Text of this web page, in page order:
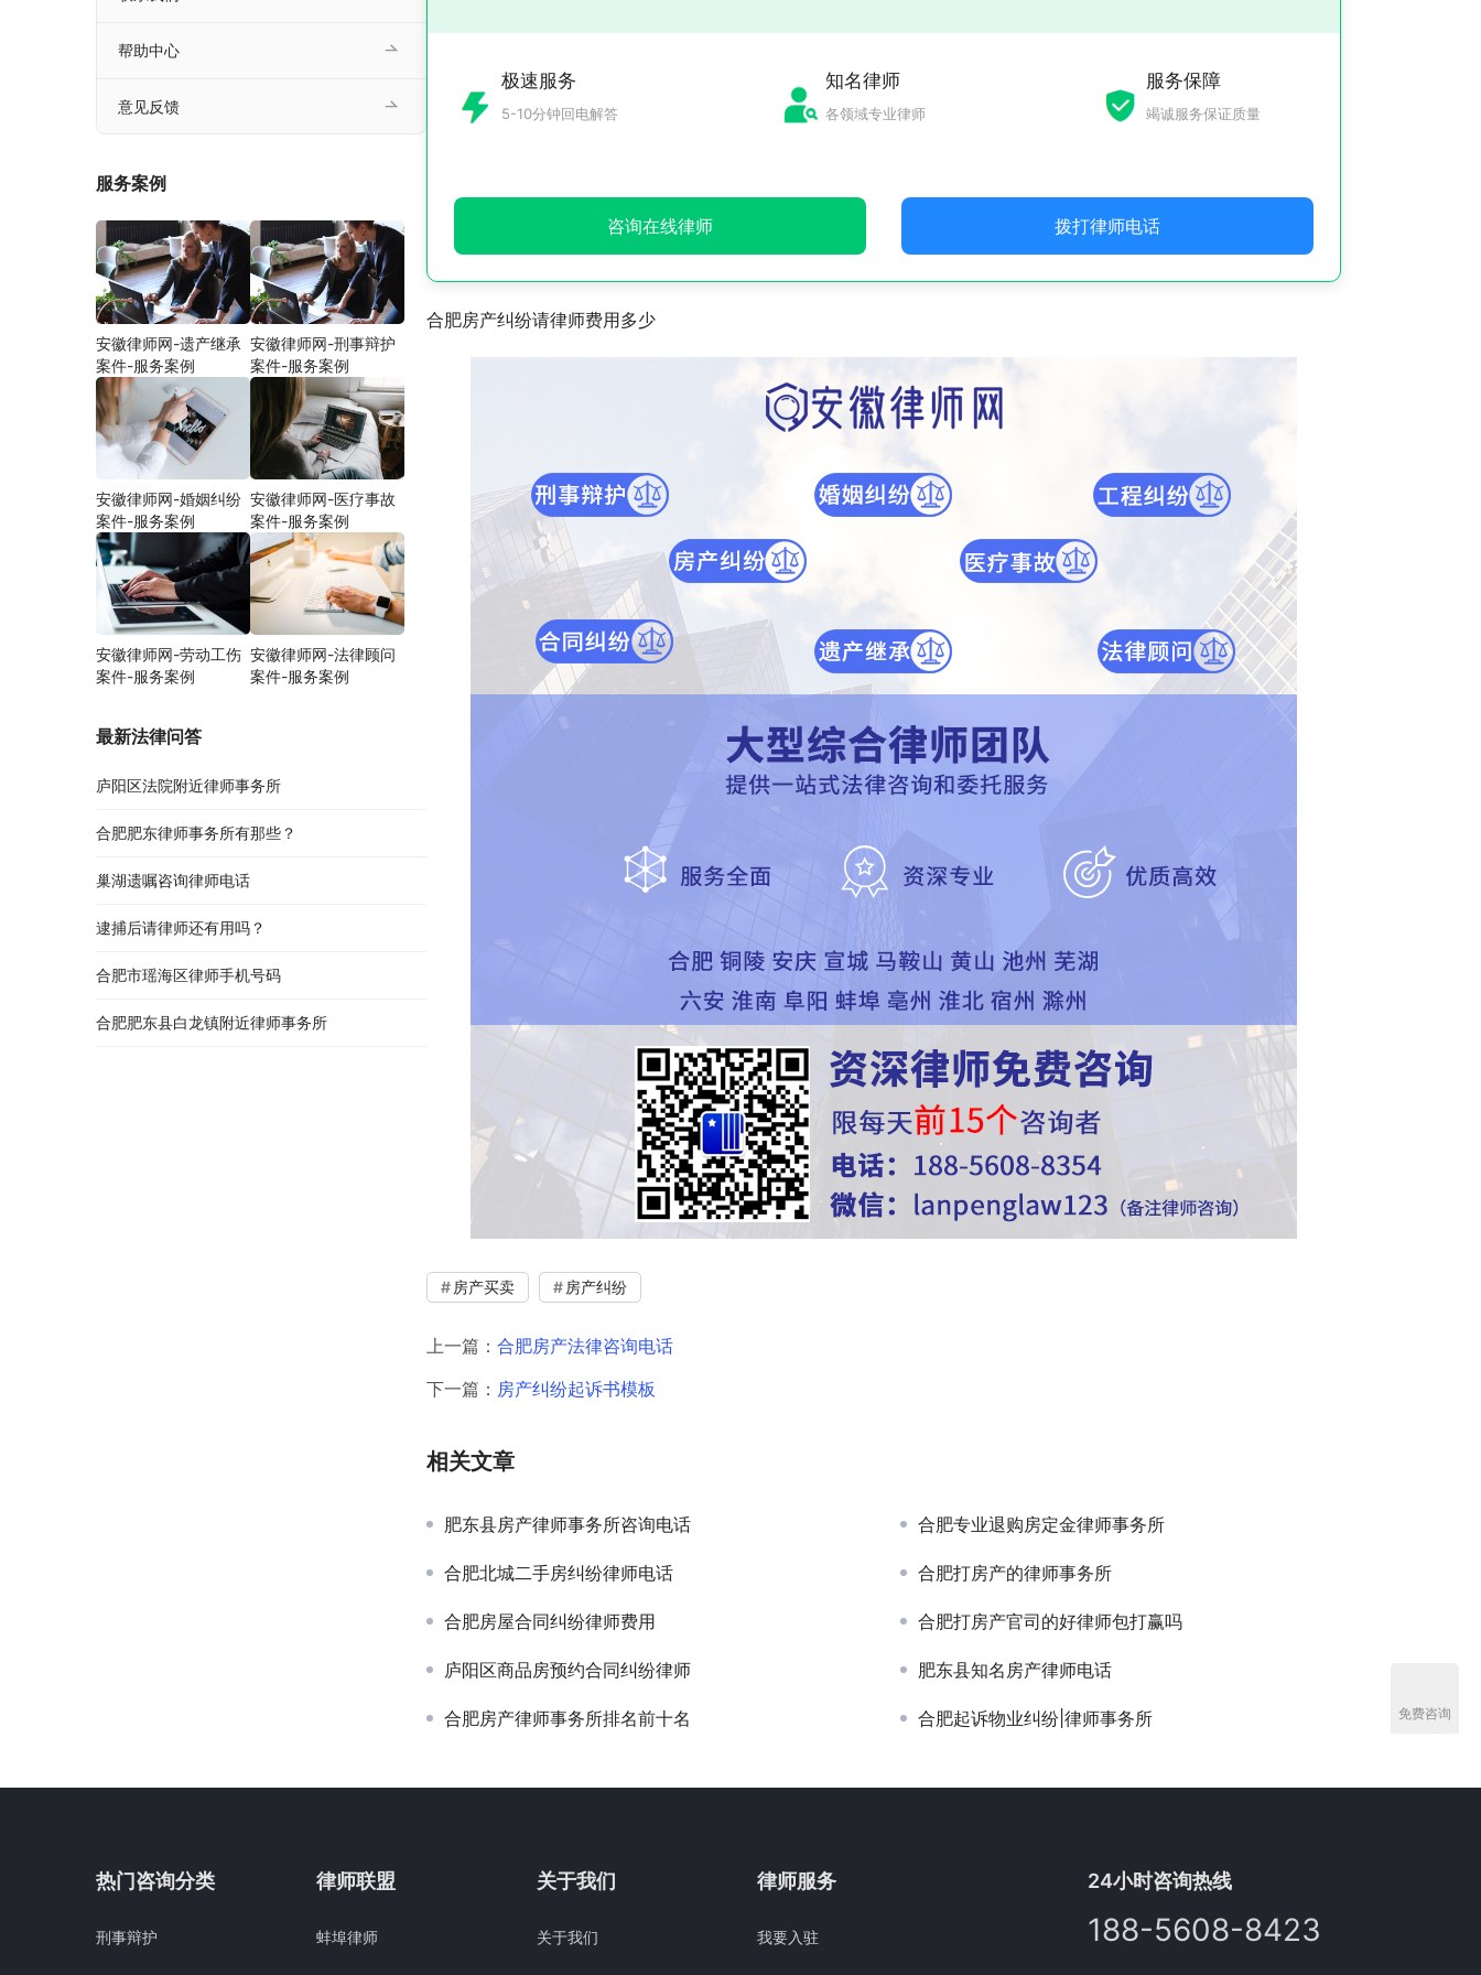
极速服务
5-10分钟回电解答
知名律师
各领域专业律师
服务保障
竭诚服务保证质量
咨询在线律师 拨打律师电话
合肥房产纠纷请律师费用多少
房产买卖 房产纠纷
上一篇： 合肥房产法律咨询电话
下一篇： 房产纠纷起诉书模板
相关文章
肥东县房产律师事务所咨询电话 合肥专业退购房定金律师事务所
合肥北城二手房纠纷律师电话 合肥打房产的律师事务所
合肥房屋合同纠纷律师费用 合肥打房产官司的好律师包打赢吗
庐阳区商品房预约合同纠纷律师 肥东县知名房产律师电话
合肥房产律师事务所排名前十名 合肥起诉物业纠纷|律师事务所
帮助中心
意见反馈
服务案例
安徽律师网-遗产继承
案件-服务案例
安徽律师网-刑事辩护
案件-服务案例
安徽律师网-婚姻纠纷
案件-服务案例
安徽律师网-医疗事故
案件-服务案例
安徽律师网-劳动工伤
案件-服务案例
安徽律师网-法律顾问
案件-服务案例
最新法律问答
庐阳区法院附近律师事务所
合肥肥东律师事务所有那些？
巢湖遗嘱咨询律师电话
逮捕后请律师还有用吗？
合肥市瑶海区律师手机号码
合肥肥东县白龙镇附近律师事务所
热门咨询分类
刑事辩护
律师联盟
蚌埠律师
关于我们
关于我们
律师服务
我要入驻
24小时咨询热线
188-5608-8423
免费咨询